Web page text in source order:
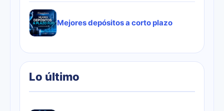
Mejores depósitos a corto plazo
Lo último